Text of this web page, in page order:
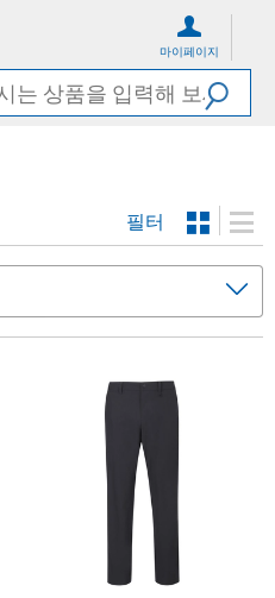
마이페이지
필터